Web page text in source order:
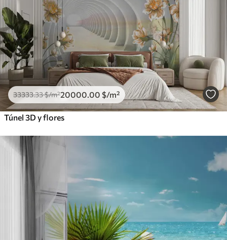
33333.33$/m²20000.00 $/m²
Túnel 3D y flores